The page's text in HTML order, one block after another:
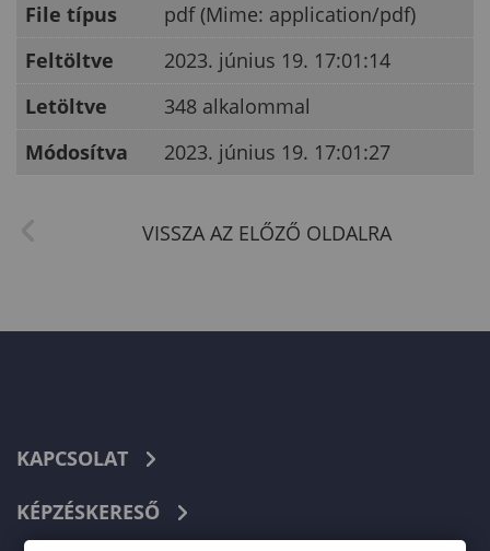
File típus
pdf (Mime: application/pdf)
Feltöltve
2023. június 19. 17:01:14
Letöltve
348 alkalommal
Módosítva
2023. június 19. 17:01:27
KAPCSOLAT
KÉPZÉSKERESŐ